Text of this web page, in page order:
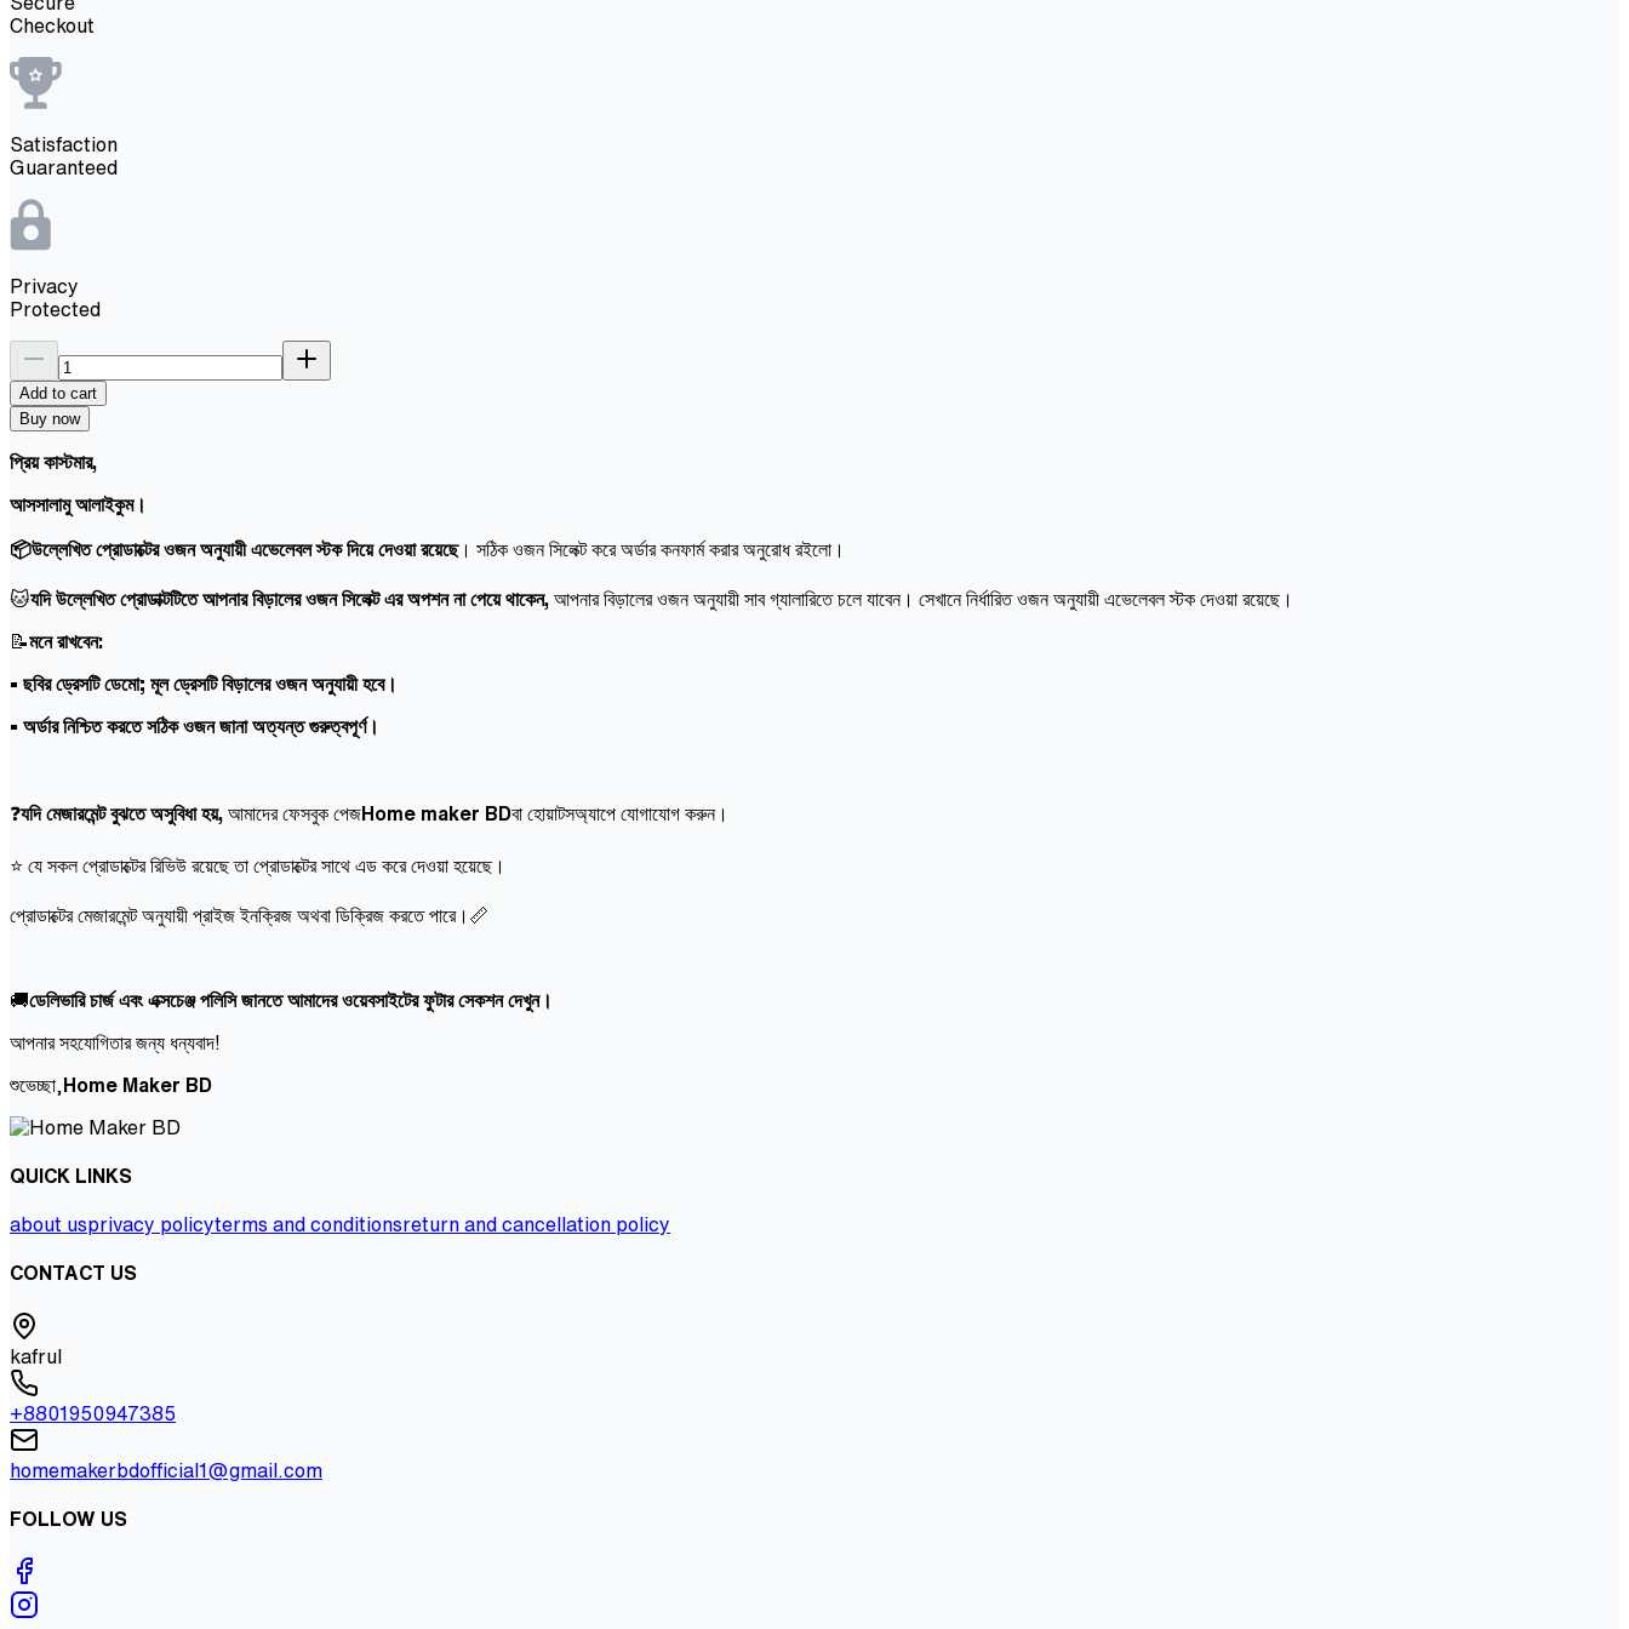
Checkout
Satisfaction
Guaranteed
Privacy
Protected
Add to cart
Buy now
প্রিয় কাস্টমার,
আসসালামু আলাইকুম।
📦উল্লেখিত প্রোডাক্টের ওজন অনুযায়ী এভেলেবল স্টক দিয়ে দেওয়া রয়েছে। সঠিক ওজন সিলেক্ট করে অর্ডার কনফার্ম করার অনুরোধ রইলো।
🐱যদি উল্লেখিত প্রোডাক্টটিতে আপনার বিড়ালের ওজন সিলেক্ট এর অপশন না পেয়ে থাকেন, আপনার বিড়ালের ওজন অনুযায়ী সাব গ্যালারিতে চলে যাবেন। সেখানে নির্ধারিত ওজন অনুযায়ী এভেলেবল স্টক দেওয়া রয়েছে।
📝মনে রাখবেন:
• ছবির ড্রেসটি ডেমো; মূল ড্রেসটি বিড়ালের ওজন অনুযায়ী হবে।
• অর্ডার নিশ্চিত করতে সঠিক ওজন জানা অত্যন্ত গুরুত্বপূর্ণ।
❓যদি মেজারমেন্ট বুঝতে অসুবিধা হয়, আমাদের ফেসবুক পেজHome maker BDবা হোয়াটসঅ্যাপে যোগাযোগ করুন।
⭐ যে সকল প্রোডাক্টের রিভিউ রয়েছে তা প্রোডাক্টের সাথে এড করে দেওয়া হয়েছে।
প্রোডাক্টের মেজারমেন্ট অনুযায়ী প্রাইজ ইনক্রিজ অথবা ডিক্রিজ করতে পারে।📏
🚚ডেলিভারি চার্জ এবং এক্সচেঞ্জ পলিসি জানতে আমাদের ওয়েবসাইটের ফুটার সেকশন দেখুন।
আপনার সহযোগিতার জন্য ধন্যবাদ!
শুভেচ্ছা, Home Maker BD
QUICK LINKS
about usprivacy policyterms and conditionsreturn and cancellation policy
CONTACT US
kafrul
+8801950947385
homemakerbdofficial1@gmail.com
FOLLOW US